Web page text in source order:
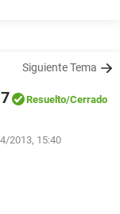
Siguiente Tema
Resuelto/Cerrado
2013, 15:40